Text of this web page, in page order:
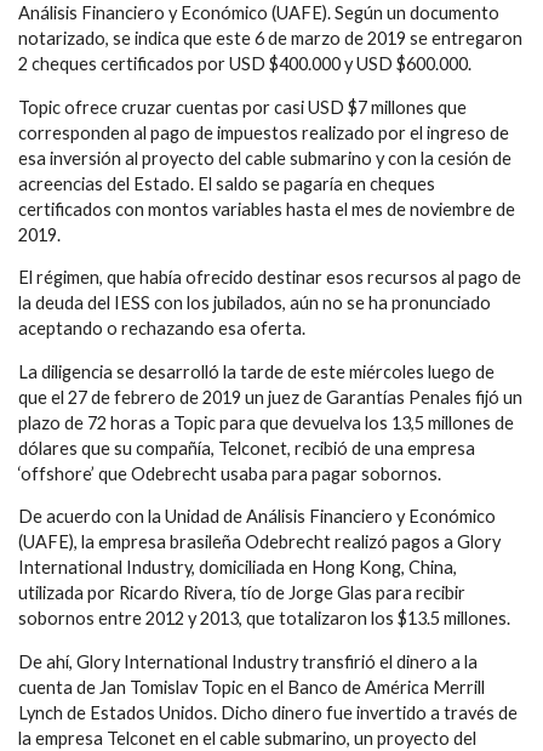
Análisis Financiero y Económico (UAFE). Según un documento
notarizado, se indica que este 6 de marzo de 2019 se entregaron
2 cheques certificados por USD $400.000 y USD $600.000.
Topic ofrece cruzar cuentas por casi USD $7 millones que
corresponden al pago de impuestos realizado por el ingreso de
esa inversión al proyecto del cable submarino y con la cesión de
acreencias del Estado. El saldo se pagaría en cheques
certificados con montos variables hasta el mes de noviembre de
2019.
El régimen, que había ofrecido destinar esos recursos al pago de
la deuda del IESS con los jubilados, aún no se ha pronunciado
aceptando o rechazando esa oferta.
La diligencia se desarrolló la tarde de este miércoles luego de
que el 27 de febrero de 2019 un juez de Garantías Penales fijó un
plazo de 72 horas a Topic para que devuelva los 13,5 millones de
dólares que su compañía, Telconet, recibió de una empresa
‘offshore’ que Odebrecht usaba para pagar sobornos.
De acuerdo con la Unidad de Análisis Financiero y Económico
(UAFE), la empresa brasileña Odebrecht realizó pagos a Glory
International Industry, domiciliada en Hong Kong, China,
utilizada por Ricardo Rivera, tío de Jorge Glas para recibir
sobornos entre 2012 y 2013, que totalizaron los $13.5 millones.
De ahí, Glory International Industry transfirió el dinero a la
cuenta de Jan Tomislav Topic en el Banco de América Merrill
Lynch de Estados Unidos. Dicho dinero fue invertido a través de
la empresa Telconet en el cable submarino, un proyecto del